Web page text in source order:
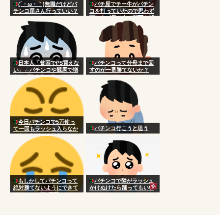
(´・ω・｀)無職だけどパ
チンコ屋さん行っていい？
パチ屋でチー牛がパチン
コを打っていたので思わず
頭に血が昇り台に顔面を叩
きつけた
日本人「貧困でPS買えな
い」←パチンコや競馬で増
やせばええだけなのにアホ
パチンコって分母まで回
すのが一番勝てないか？
今日パチンコで5万使っ
て一回もラッシュ入らなか
ったんだがこんなもん？
パチンコ行こうと思う
もしかしてパチンコって
絶対勝てないようにできて
るのか…？朝3万勝ちだっ
パチンコで隣がラッシュ
かけぬけたら踊ってもいい
の？